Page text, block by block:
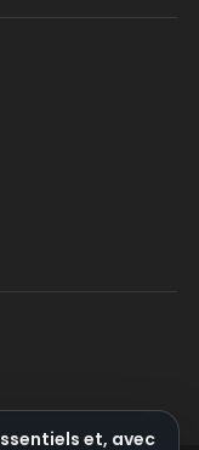
et, avec